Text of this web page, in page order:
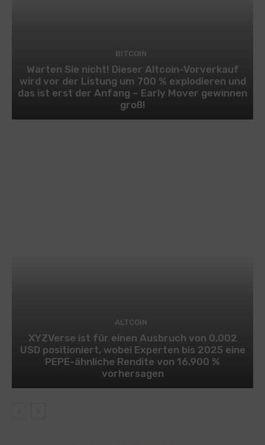
BITCOIN
Warten Sie nicht! Dieser Altcoin-Vorverkauf
wird vor der Listung um 700 % explodieren und
das ist erst der Anfang – Early Mover gewinnen
groß!
ALTCOIN
XYZVerse ist für einen Ausbruch von 0,002
USD positioniert, wobei Experten bis 2025 eine
PEPE-ähnliche Rendite von 16.900 %
vorhersagen